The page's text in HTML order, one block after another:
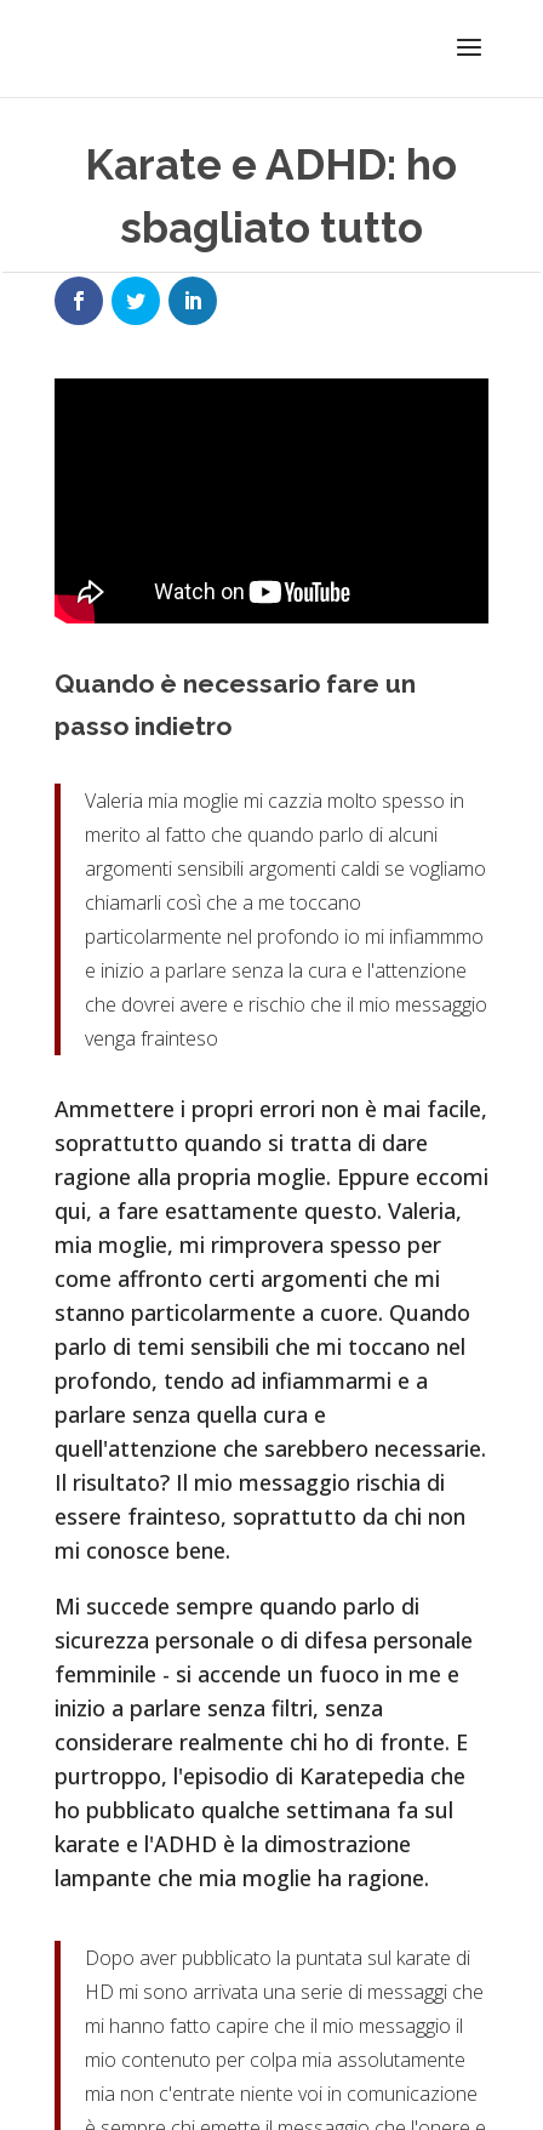
Karate e ADHD: ho
sbagliato tutto
Quando è necessario fare un
passo indietro
Valeria mia moglie mi cazzia molto spesso in
merito al fatto che quando parlo di alcuni
argomenti sensibili argomenti caldi se vogliamo
chiamarli così che a me toccano
particolarmente nel profondo io mi infiammmo
e inizio a parlare senza la cura e l'attenzione
che dovrei avere e rischio che il mio messaggio
venga frainteso
Ammettere i propri errori non è mai facile,
soprattutto quando si tratta di dare
ragione alla propria moglie. Eppure eccomi
qui, a fare esattamente questo. Valeria,
mia moglie, mi rimprovera spesso per
come affronto certi argomenti che mi
stanno particolarmente a cuore. Quando
parlo di temi sensibili che mi toccano nel
profondo, tendo ad infiammarmi e a
parlare senza quella cura e
quell'attenzione che sarebbero necessarie.
Il risultato? Il mio messaggio rischia di
essere frainteso, soprattutto da chi non
mi conosce bene.
Mi succede sempre quando parlo di
sicurezza personale o di difesa personale
femminile - si accende un fuoco in me e
inizio a parlare senza filtri, senza
considerare realmente chi ho di fronte. E
purtroppo, l'episodio di Karatepedia che
ho pubblicato qualche settimana fa sul
karate e l'ADHD è la dimostrazione
lampante che mia moglie ha ragione.
Dopo aver pubblicato la puntata sul karate di
HD mi sono arrivata una serie di messaggi che
mi hanno fatto capire che il mio messaggio il
mio contenuto per colpa mia assolutamente
mia non c'entrate niente voi in comunicazione